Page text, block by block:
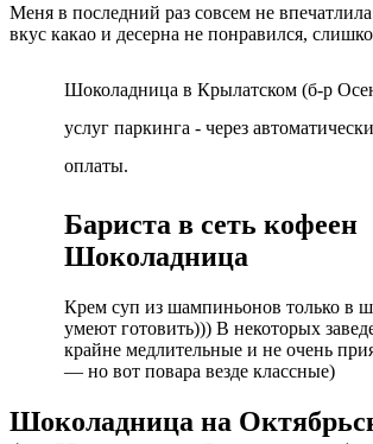
Меня в последний раз совсем не
вкус какао и десерна не понравился,
Шоколадница в Крылатском (б-р
услуг паркинга - через
оплаты.
Бариста в сеть кофеен
Шоколадница
Крем суп из шампиньонов только в
умеют готовить))) В некоторых
крайне медлительные и не очень
— но вот повара везде классные)
Шоколадница на